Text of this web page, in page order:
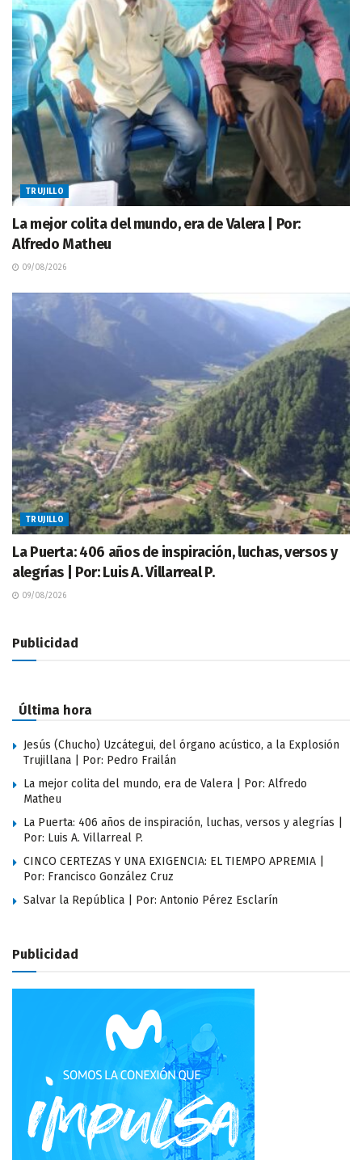
TRUJILLO
La mejor colita del mundo, era de Valera | Por:
Alfredo Matheu
09/08/2026
TRUJILLO
La Puerta: 406 años de inspiración, luchas, versos y
alegrías | Por: Luis A. Villarreal P.
09/08/2026
Publicidad
Última hora
Jesús (Chucho) Uzcátegui, del órgano acústico, a la Explosión
Trujillana | Por: Pedro Frailán
La mejor colita del mundo, era de Valera | Por: Alfredo
Matheu
La Puerta: 406 años de inspiración, luchas, versos y alegrías |
Por: Luis A. Villarreal P.
CINCO CERTEZAS Y UNA EXIGENCIA: EL TIEMPO APREMIA |
Por: Francisco González Cruz
Salvar la República | Por: Antonio Pérez Esclarín
Publicidad